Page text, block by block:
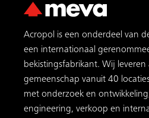
Acropol is een onderdeel van
een internationaal
bekistingsfabrikant. Wij
gemeenschap vanuit 40
met onderzoek en
engineering, verkoop en